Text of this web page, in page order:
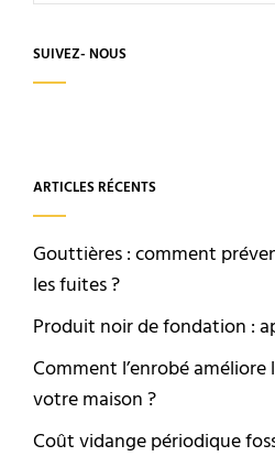
SUIVEZ- NOUS
ARTICLES RÉCENTS
Gouttières : comment
les fuites ?
Produit noir de fondation :
Comment l’enrobé améliore
votre maison ?
Coût vidange périodique